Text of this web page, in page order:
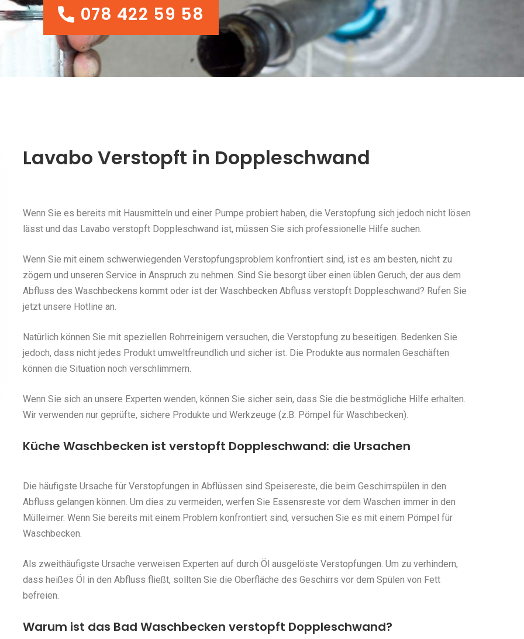
078 422 59 58
078 422 59 58
Lavabo Verstopft in Doppleschwand
Wenn Sie es bereits mit Hausmitteln und einer Pumpe probiert haben, die Verstopfung sich jedoch nicht lösen
lässt und das Lavabo verstopft Doppleschwand ist, müssen Sie sich professionelle Hilfe suchen.
Wenn Sie mit einem schwerwiegenden Verstopfungsproblem konfrontiert sind, ist es am besten, nicht zu
zögern und unseren Service in Anspruch zu nehmen. Sind Sie besorgt über einen üblen Geruch, der aus dem
Abfluss des Waschbeckens kommt oder ist der Waschbecken Abfluss verstopft Doppleschwand? Rufen Sie
jetzt unsere Hotline an.
Natürlich können Sie mit speziellen Rohrreinigern versuchen, die Verstopfung zu beseitigen. Bedenken Sie
jedoch, dass nicht jedes Produkt umweltfreundlich und sicher ist. Die Produkte aus normalen Geschäften
können die Situation noch verschlimmern.
Wenn Sie sich an unsere Experten wenden, können Sie sicher sein, dass Sie die bestmögliche Hilfe erhalten.
Wir verwenden nur geprüfte, sichere Produkte und Werkzeuge (z.B. Pömpel für Waschbecken).
Küche Waschbecken ist verstopft Doppleschwand: die Ursachen
Die häufigste Ursache für Verstopfungen in Abflüssen sind Speisereste, die beim Geschirrspülen in den
Abfluss gelangen können. Um dies zu vermeiden, werfen Sie Essensreste vor dem Waschen immer in den
Mülleimer. Wenn Sie bereits mit einem Problem konfrontiert sind, versuchen Sie es mit einem Pömpel für
Waschbecken.
Als zweithäufigste Ursache verweisen Experten auf durch Öl ausgelöste Verstopfungen. Um zu verhindern,
dass heißes Öl in den Abfluss fließt, sollten Sie die Oberfläche des Geschirrs vor dem Spülen von Fett
befreien.
Warum ist das Bad Waschbecken verstopft Doppleschwand?